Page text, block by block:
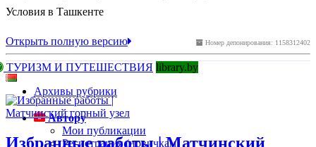
Условия в Ташкенте
Номер депонирования: 1158312402
Открыть полную версию
ТУРИЗМ И ПУТЕШЕСТВИЯ library.by
Архивы рубрики
Автору
Мои публикации
Регистрация (новичкам)
Избранные работы | Матчинский